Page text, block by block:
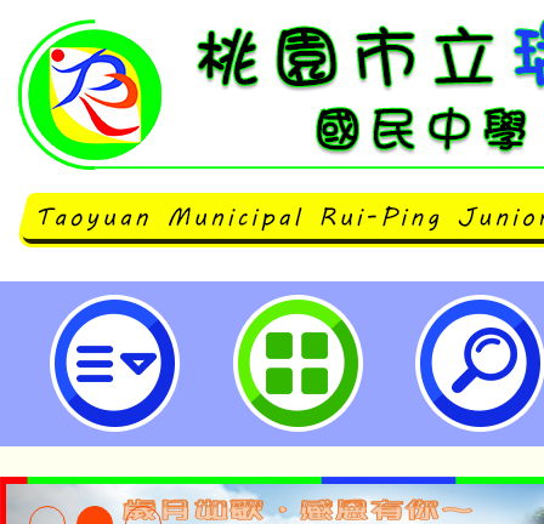
「教育部國中小運算思維推動計畫
程」研習-桃園市立瑞坪國民中學